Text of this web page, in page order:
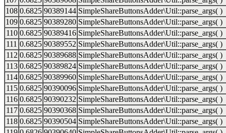
108 0.6825 90389144 SimpleShareButtonsAdder\Util::parse_args( )
109 0.6825 90389280 SimpleShareButtonsAdder\Util::parse_args( )
110 0.6825 90389416 SimpleShareButtonsAdder\Util::parse_args( )
111 0.6825 90389552 SimpleShareButtonsAdder\Util::parse_args( )
112 0.6825 90389688 SimpleShareButtonsAdder\Util::parse_args( )
113 0.6825 90389824 SimpleShareButtonsAdder\Util::parse_args( )
114 0.6825 90389960 SimpleShareButtonsAdder\Util::parse_args( )
115 0.6825 90390096 SimpleShareButtonsAdder\Util::parse_args( )
116 0.6825 90390232 SimpleShareButtonsAdder\Util::parse_args( )
117 0.6825 90390368 SimpleShareButtonsAdder\Util::parse_args( )
118 0.6825 90390504 SimpleShareButtonsAdder\Util::parse_args( )